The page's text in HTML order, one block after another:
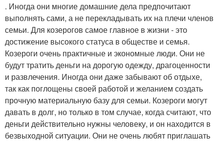
. Иногда они многие домашние дела предпочитают
выполнять сами, а не перекладывать их на плечи членов
семьи. Для козерогов самое главное в жизни - это
достижение высокого статуса в обществе и семья.
Козероги очень практичные и экономные люди. Они не
будут тратить деньги на дорогую одежду, драгоценности
и развлечения. Иногда они даже забывают об отдыхе,
так как поглощены своей работой и желанием создать
прочную материальную базу для семьи. Козероги могут
давать в долг, но только в том случае, когда считают, что
деньги действительно нужны человеку, и он находится в
безвыходной ситуации. Они не очень любят приглашать